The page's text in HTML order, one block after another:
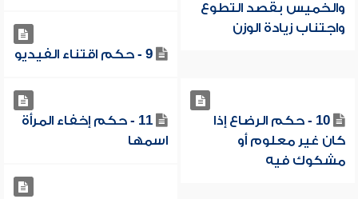
والخميس بقصد التطوع
واجتناب زيادة الوزن
9 - حكم اقتناء الفيديو
10 - حكم الرضاع إذا
كان غير معلوم أو
مشكوك فيه
11 - حكم إخفاء المرأة
اسمها